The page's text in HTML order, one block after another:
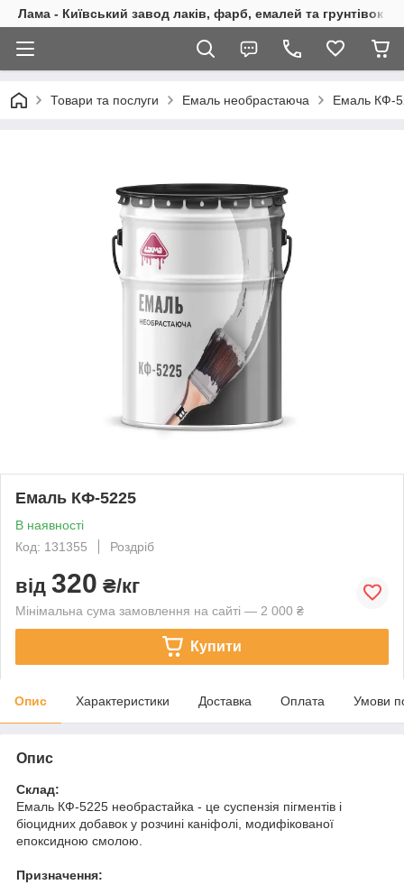
Лама - Київський завод лаків, фарб, емалей та грунтівок
Товари та послуги Емаль необрастаюча Емаль КФ-
Емаль КФ-5225
В наявності
Код: 131355
Роздріб
від 320 ₴/кг
Мінімальна сума замовлення на сайті — 2 000 ₴
Купити
Опис Характеристики Доставка Оплата Умови
Опис
Склад:
Емаль КФ-5225 необрастайка - це суспензія пігментів і
біоцидних добавок у розчині каніфолі, модифікованої
епоксидною смолою.
Призначення: